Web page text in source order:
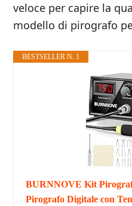
veloce per capire la
modello di pirografo
BESTSELLER N. 1
BURNNOVE Kit
Pirografo Digitale con